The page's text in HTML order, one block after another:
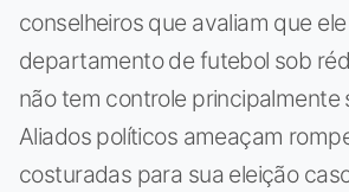
conselheiros que avaliam que
departamento de futebol sob
não tem controle principalmente
Aliados políticos ameaçam
costuradas para sua eleição